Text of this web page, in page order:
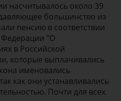
насчитывалось около 39
большинство из
пенсию в соответствии
Федерации "О
в Российской
которые выплачивались
именовались
как они устанавливались
Почти для всех